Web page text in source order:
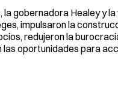
la gobernadora Healey y
impulsaron la
redujeron la
oportunidades para